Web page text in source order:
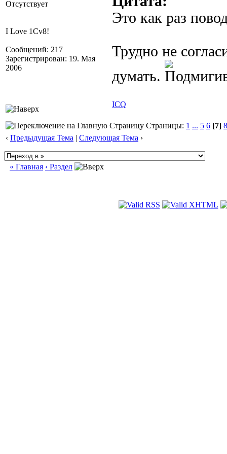
Отсутствует
I Love 1Cv8!
Сообщений: 217
Зарегистрирован: 19. Мая
2006
Это как раз
Трудно не
думать.
ICQ
Страницы: 1 ... 5 6 [7] 8
‹ Предыдущая Тема | Следующая Тема ›
« Главная ‹ Раздел